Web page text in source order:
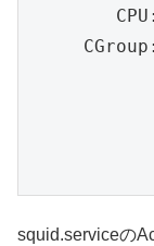
squid.serviceの